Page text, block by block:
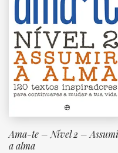
Ama-te – Nível 2 –
a alma